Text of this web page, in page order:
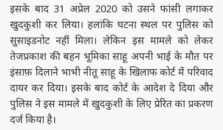
इसके बाद 31 अप्रेल 2020 को उसने फांसी लगाकर
खुदकुशी कर लिया। हलांकि घटना स्थल पर पुलिस को
सुसाइडनोट नहीं मिला। लेकिन इस मामले को लेकर
तेजप्रकाश की बहन भूमिका साहू अपनी भाई के मौत पर
इंसाफ़ दिलाने भाभी नीतू साहू के खिलाफ कोर्ट में परिवाद
दायर कर दिया। इसके बाद कोर्ट के आदेश दे दिया और
पुलिस ने इस मामले में खुदकुशी के लिए प्रेरित का प्रकरण
दर्ज किया है।